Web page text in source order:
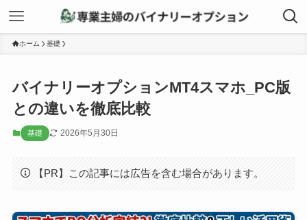
ホーム 基礎
バイナリーオプションMT4スマホ_PC版
との違いを徹底比較
基礎 2026年5月30日
【PR】この記事には広告を含む場合があります。